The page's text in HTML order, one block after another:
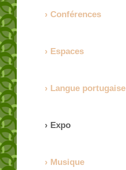
Conférences
Espaces
Langue portugaise
Expo
Musique